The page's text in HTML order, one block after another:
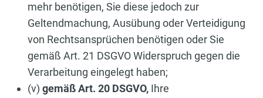
mehr benötigen, Sie diese jedoch zur
Geltendmachung, Ausübung oder Verteidigung
von Rechtsansprüchen benötigen oder Sie
gemäß Art. 21 DSGVO Widerspruch gegen die
Verarbeitung eingelegt haben;
(v) gemäß Art. 20 DSGVO, Ihre